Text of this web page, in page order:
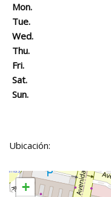
Mon.
Tue.
Wed.
Thu.
Fri.
Sat.
Sun.
Ubicación:
+